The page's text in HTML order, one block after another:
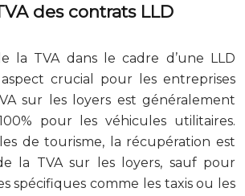
des contrats LLD
la TVA dans le cadre d’une LLD
crucial pour les entreprises
sur les loyers est généralement
pour les véhicules utilitaires.
de tourisme, la récupération est
la TVA sur les loyers, sauf pour
spécifiques comme les taxis ou les